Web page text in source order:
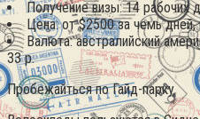
Получение визы: 14 рабочих
Цена: от $2500 за чемь
Валюта: австралийский
33 р.
Пробежайться по Гайд-парку